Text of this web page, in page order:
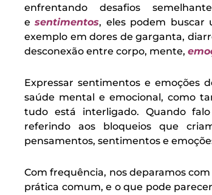
enfrentando desafios
esentimentos, eles podem buscar
exemplo em dores de garganta,
desconexão entre corpo, mente,
Expressar sentimentos e emoções
saúde mental e emocional, como
tudo está interligado. Quando
referindo aos bloqueios que
pensamentos, sentimentos e
Com frequência, nos deparamos
prática comum, e o que pode